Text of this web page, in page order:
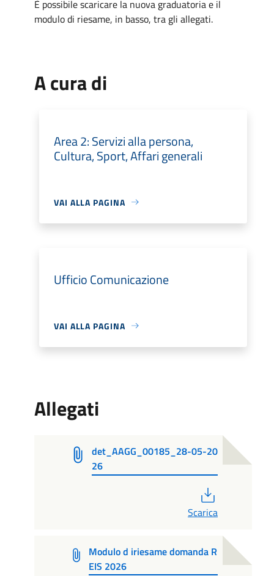
È possibile scaricare la nuova graduatoria e il
modulo di riesame, in basso, tra gli allegati.
A cura di
Area 2: Servizi alla persona,
Cultura, Sport, Affari generali
VAI ALLA PAGINA
Ufficio Comunicazione
VAI ALLA PAGINA
Allegati
det_AAGG_00185_28-05-20
26
Scarica
Modulo d iriesame domanda R
EIS 2026